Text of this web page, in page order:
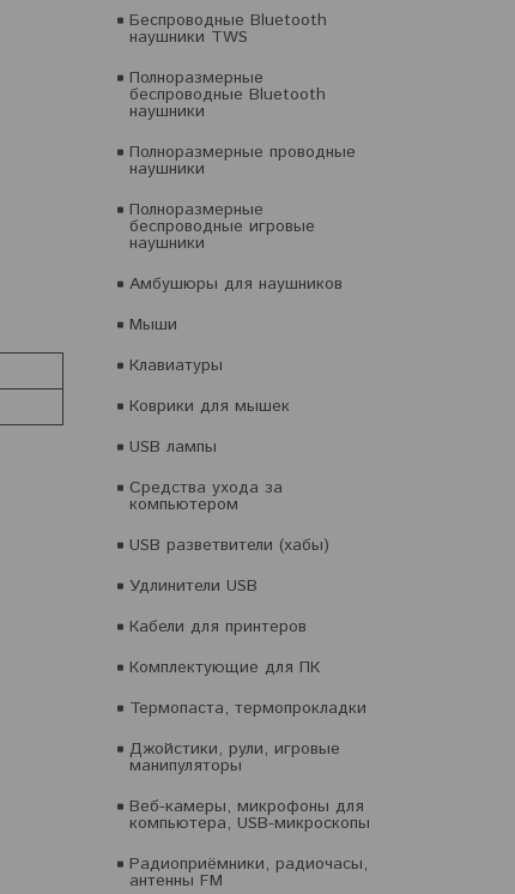
Беспроводные Bluetooth
наушники TWS
Полноразмерные
беспроводные Bluetooth
наушники
Полноразмерные проводные
наушники
Полноразмерные
беспроводные игровые
наушники
Амбушюры для наушников
Мыши
Клавиатуры
Коврики для мышек
USB лампы
Средства ухода за
компьютером
USB разветвители (хабы)
Удлинители USB
Кабели для принтеров
Комплектующие для ПК
Термопаста, термопрокладки
Джойстики, рули, игровые
манипуляторы
Веб-камеры, микрофоны для
компьютера, USB-микроскопы
Радиоприёмники, радиочасы,
антенны FM